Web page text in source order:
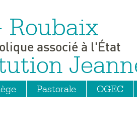
associé à l'État
Pastorale OGEC